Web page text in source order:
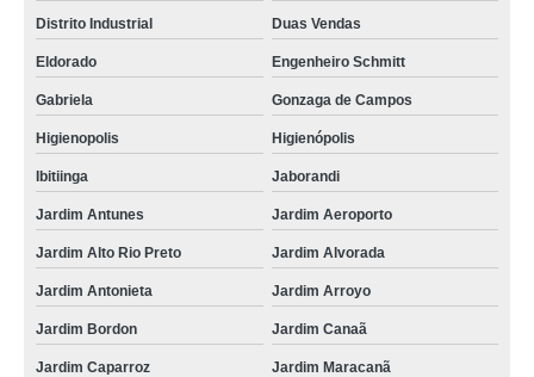
Distrito Industrial Duas Vendas
Eldorado Engenheiro Schmitt
Gabriela Gonzaga de Campos
Higienopolis Higienópolis
Ibitiinga Jaborandi
Jardim Antunes Jardim Aeroporto
Jardim Alto Rio Preto Jardim Alvorada
Jardim Antonieta Jardim Arroyo
Jardim Bordon Jardim Canaã
Jardim Caparroz Jardim Maracanã